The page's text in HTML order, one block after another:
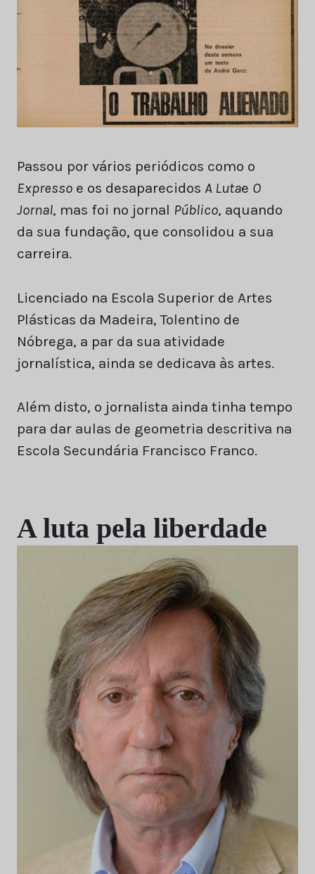
Passou por vários periódicos como o
Expresso e os desaparecidos A Lutae O
Jornal, mas foi no jornal Público, aquando
da sua fundação, que consolidou a sua
carreira.
Licenciado na Escola Superior de Artes
Plásticas da Madeira, Tolentino de
Nóbrega, a par da sua atividade
jornalística, ainda se dedicava às artes.
Além disto, o jornalista ainda tinha tempo
para dar aulas de geometria descritiva na
Escola Secundária Francisco Franco.
A luta pela liberdade